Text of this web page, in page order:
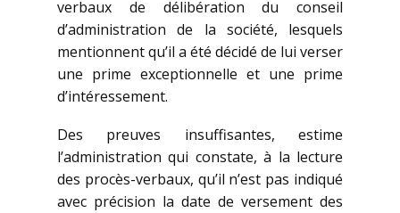
verbaux de délibération du conseil
d’administration de la société, lesquels
mentionnent qu’il a été décidé de lui verser
une prime exceptionnelle et une prime
d’intéressement.
Des preuves insuffisantes, estime
l’administration qui constate, à la lecture
des procès-verbaux, qu’il n’est pas indiqué
avec précision la date de versement des